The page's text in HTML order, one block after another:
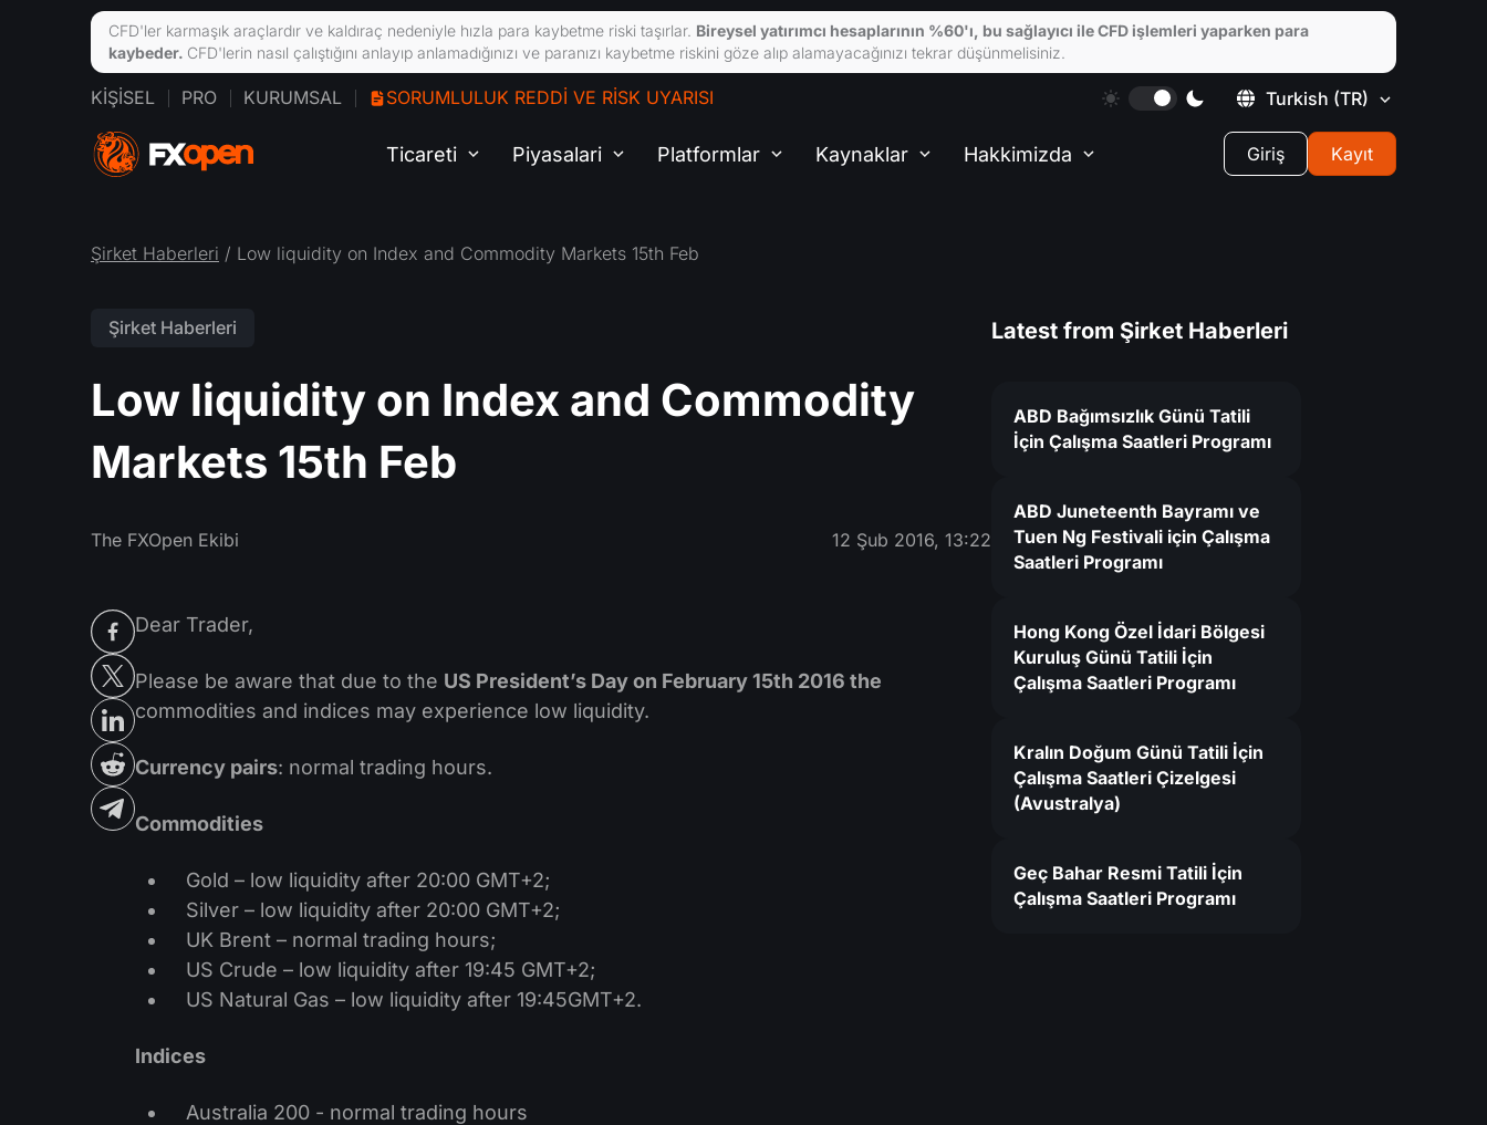
KIŞISEL PRO KURUMSAL SORUMLULUK REDDI VE RISK UYARISI Turkish (TR)
Ticareti Piyasalari Platformlar Kaynaklar Hakkimizda Giriş Kayıt
Şirket Haberleri / Low liquidity on Index and Commodity Markets 15th Feb
Şirket Haberleri
Low liquidity on Index and Commodity
Markets 15th Feb
The FXOpen Ekibi 12 Şub 2016, 13:22
Dear Trader,
Please be aware that due to the US President’s Day on February 15th 2016 the
commodities and indices may experience low liquidity.
Currency pairs: normal trading hours.
Commodities
Gold – low liquidity after 20:00 GMT+2;
Silver – low liquidity after 20:00 GMT+2;
UK Brent – normal trading hours;
US Crude – low liquidity after 19:45 GMT+2;
US Natural Gas – low liquidity after 19:45GMT+2.
Indices
Australia 200 - normal trading hours
Latest from Şirket Haberleri
ABD Bağımsızlık Günü Tatili
İçin Çalışma Saatleri Programı
ABD Juneteenth Bayramı ve
Tuen Ng Festivali için Çalışma
Saatleri Programı
Hong Kong Özel İdari Bölgesi
Kuruluş Günü Tatili İçin
Çalışma Saatleri Programı
Kralın Doğum Günü Tatili İçin
Çalışma Saatleri Çizelgesi
(Avustralya)
Geç Bahar Resmi Tatili İçin
Çalışma Saatleri Programı
CFD'ler karmaşık araçlardır ve kaldıraç nedeniyle hızla para kaybetme riski taşırlar. Bireysel yatırımcı hesaplarının %60'ı, bu sağlayıcı ile CFD işlemleri yaparken para
kaybeder. CFD'lerin nasıl çalıştığını anlayıp anlamadığınızı ve paranızı kaybetme riskini göze alıp alamayacağınızı tekrar düşünmelisiniz.